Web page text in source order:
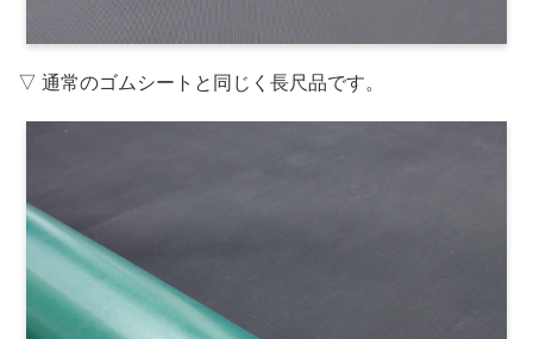
▽ 通常のゴムシートと同じく長尺品です。